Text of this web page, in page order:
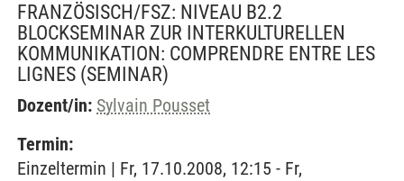
FRANZÖSISCH/FSZ: NIVEAU B2.2
BLOCKSEMINAR ZUR INTERKULTURELLEN
KOMMUNIKATION: COMPRENDRE ENTRE LES
LIGNES (SEMINAR)
Dozent/in: Sylvain Pousset
Termin:
Einzeltermin | Fr, 17.10.2008, 12:15 - Fr,